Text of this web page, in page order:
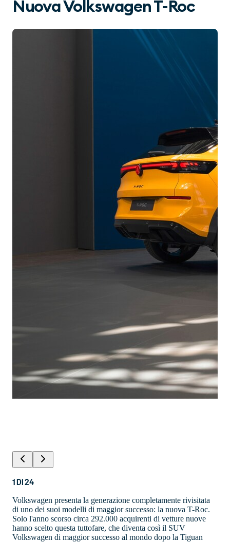
Nuova Volkswagen T-Roc
1DI24
Volkswagen presenta la generazione completamente rivisitata
di uno dei suoi modelli di maggior successo: la nuova T-Roc.
Solo l'anno scorso circa 292.000 acquirenti di vetture nuove
hanno scelto questa tuttofare, che diventa così il SUV
Volkswagen di maggior successo al mondo dopo la Tiguan